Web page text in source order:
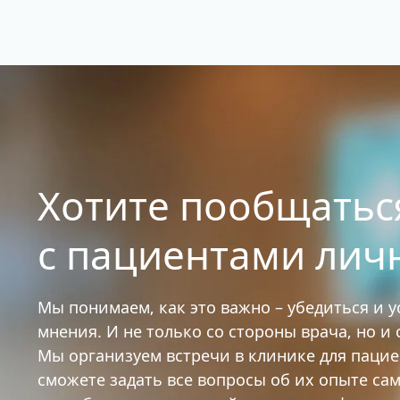
Хотите
с пациентами
Мы понимаем, как это важно – убедиться и
мнения. И не только со стороны врача, но и
Мы организуем встречи в клинике для
сможете задать все вопросы об их опыте